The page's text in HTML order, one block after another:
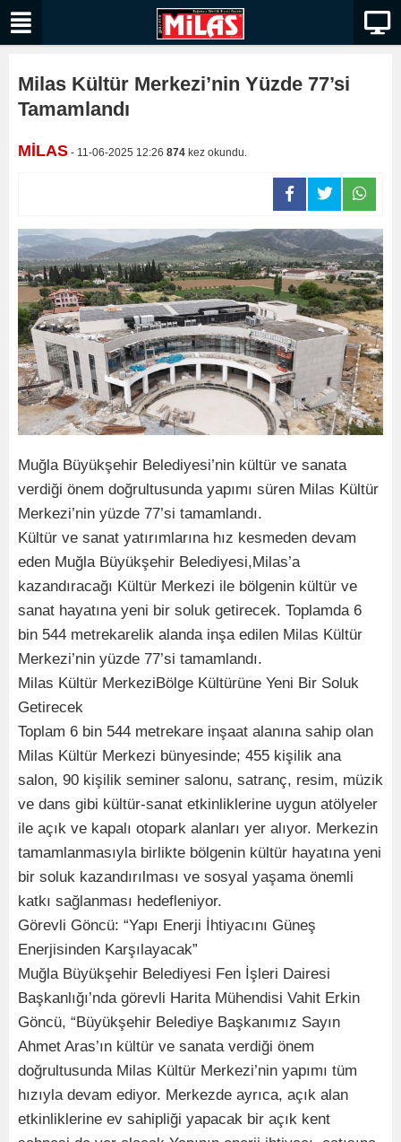
Milas Kültür Merkezi’nin Yüzde 77’si
Tamamlandı
MİLAS - 11-06-2025 12:26 874 kez okundu.
Muğla Büyükşehir Belediyesi’nin kültür ve sanata
verdiği önem doğrultusunda yapımı süren Milas Kültür
Merkezi’nin yüzde 77’si tamamlandı.
Kültür ve sanat yatırımlarına hız kesmeden devam
eden Muğla Büyükşehir Belediyesi,Milas’a
kazandıracağı Kültür Merkezi ile bölgenin kültür ve
sanat hayatına yeni bir soluk getirecek. Toplamda 6
bin 544 metrekarelik alanda inşa edilen Milas Kültür
Merkezi’nin yüzde 77’si tamamlandı.
Milas Kültür MerkeziBölge Kültürüne Yeni Bir Soluk
Getirecek
Toplam 6 bin 544 metrekare inşaat alanına sahip olan
Milas Kültür Merkezi bünyesinde; 455 kişilik ana
salon, 90 kişilik seminer salonu, satranç, resim, müzik
ve dans gibi kültür-sanat etkinliklerine uygun atölyeler
ile açık ve kapalı otopark alanları yer alıyor. Merkezin
tamamlanmasıyla birlikte bölgenin kültür hayatına yeni
bir soluk kazandırılması ve sosyal yaşama önemli
katkı sağlanması hedefleniyor.
Görevli Göncü: “Yapı Enerji İhtiyacını Güneş
Enerjisinden Karşılayacak”
Muğla Büyükşehir Belediyesi Fen İşleri Dairesi
Başkanlığı’nda görevli Harita Mühendisi Vahit Erkin
Göncü, “Büyükşehir Belediye Başkanımız Sayın
Ahmet Aras’ın kültür ve sanata verdiği önem
doğrultusunda Milas Kültür Merkezi’nin yapımı tüm
hızıyla devam ediyor. Merkezde ayrıca, açık alan
etkinliklerine ev sahipliği yapacak bir açık kent